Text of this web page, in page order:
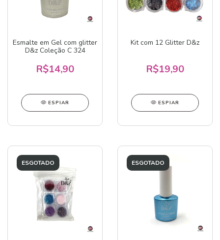
Esmalte em Gel com glitter
D&z Coleção C 324
R$14,90
ESPIAR
Kit com 12 Glitter D&z
R$19,90
ESPIAR
ESGOTADO ESGOTADO